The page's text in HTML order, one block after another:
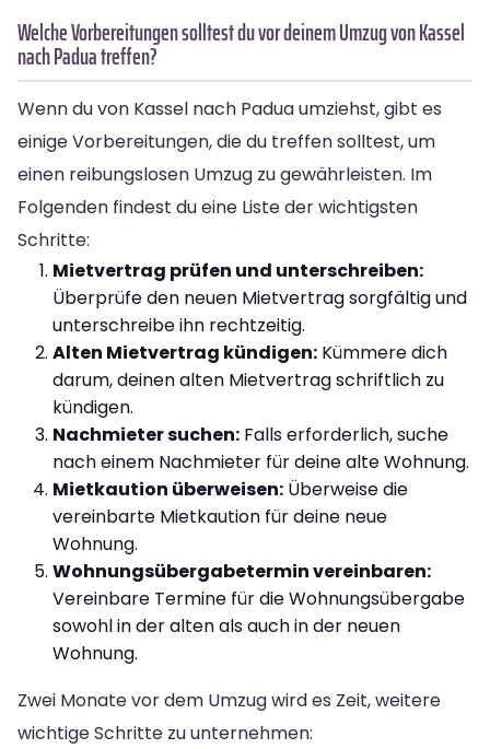
Welche Vorbereitungen solltest du vor deinem Umzug von Kassel
nach Padua treffen?
Wenn du von Kassel nach Padua umziehst, gibt es
einige Vorbereitungen, die du treffen solltest, um
einen reibungslosen Umzug zu gewährleisten. Im
Folgenden findest du eine Liste der wichtigsten
Schritte:
Mietvertrag prüfen und unterschreiben:
Überprüfe den neuen Mietvertrag sorgfältig und
unterschreibe ihn rechtzeitig.
Alten Mietvertrag kündigen: Kümmere dich
darum, deinen alten Mietvertrag schriftlich zu
kündigen.
Nachmieter suchen: Falls erforderlich, suche
nach einem Nachmieter für deine alte Wohnung.
Mietkaution überweisen: Überweise die
vereinbarte Mietkaution für deine neue
Wohnung.
Wohnungsübergabetermin vereinbaren:
Vereinbare Termine für die Wohnungsübergabe
sowohl in der alten als auch in der neuen
Wohnung.
Zwei Monate vor dem Umzug wird es Zeit, weitere
wichtige Schritte zu unternehmen: